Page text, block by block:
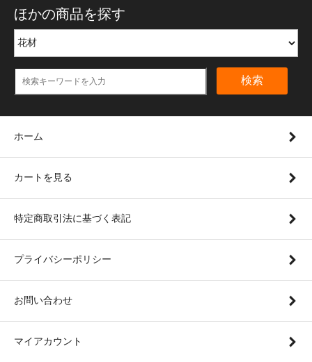
ほかの商品を探す
検索
ホーム
カートを見る
特定商取引法に基づく表記
プライバシーポリシー
お問い合わせ
マイアカウント